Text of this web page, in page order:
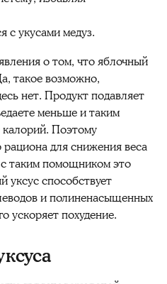
с укусами медуз.
о том, что яблочный
такое возможно,
нет. Продукт подавляет
меньше и таким
калорий. Поэтому
для снижения веса
таким помощником это
уксус способствует
и полиненасыщенных
ускоряет похудение.